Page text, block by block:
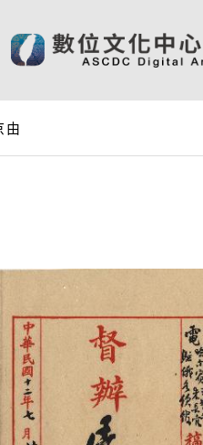
由